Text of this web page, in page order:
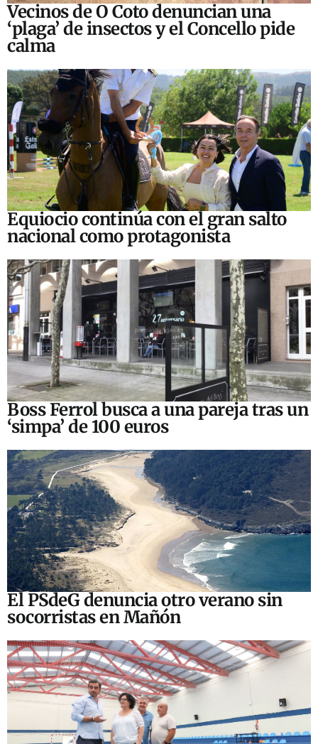
Vecinos de O Coto denuncian una
‘plaga’ de insectos y el Concello pide
calma
Equiocio continúa con el gran salto
nacional como protagonista
Boss Ferrol busca a una pareja tras un
‘simpa’ de 100 euros
El PSdeG denuncia otro verano sin
socorristas en Mañón